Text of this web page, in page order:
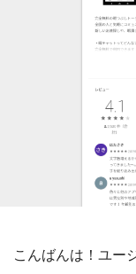
こんばんは！ユー